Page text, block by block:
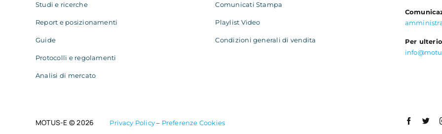
Studi e ricerche
Report e posizionamenti
Guide
Protocolli e regolamenti
Analisi di mercato
Comunicati Stampa
Playlist Video
Condizioni generali di vendita
Per
MOTUS-E © 2026 Privacy Policy– Preferenze Cookies